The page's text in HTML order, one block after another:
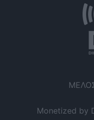
Monetized by